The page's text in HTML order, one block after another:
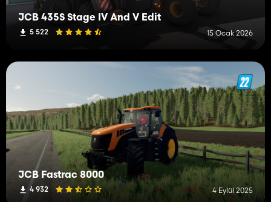
JCB 435S Stage IV And V Edit
5 522 15 Ocak 2026
JCB Fastrac 8000
4 932 4 Eylül 2025